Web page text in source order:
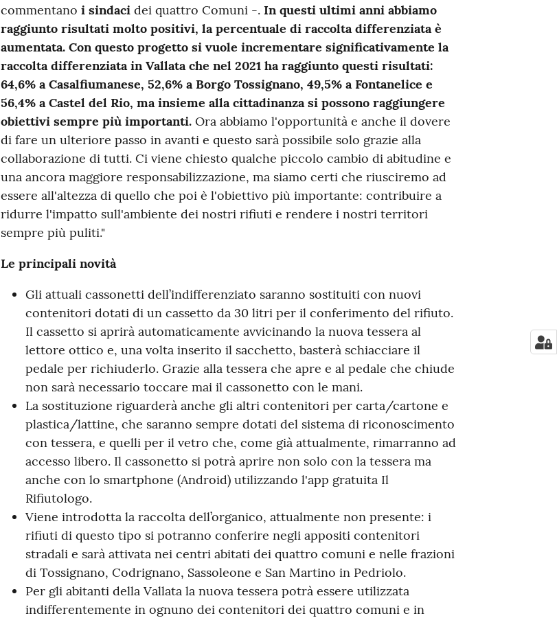
commentano i sindaci dei quattro Comuni -. In questi ultimi anni abbiamo
raggiunto risultati molto positivi, la percentuale di raccolta differenziata è
aumentata. Con questo progetto si vuole incrementare significativamente la
raccolta differenziata in Vallata che nel 2021 ha raggiunto questi risultati:
64,6% a Casalfiumanese, 52,6% a Borgo Tossignano, 49,5% a Fontanelice e
56,4% a Castel del Rio, ma insieme alla cittadinanza si possono raggiungere
obiettivi sempre più importanti.Ora abbiamo l'opportunità e anche il dovere
di fare un ulteriore passo in avanti e questo sarà possibile solo grazie alla
collaborazione di tutti. Ci viene chiesto qualche piccolo cambio di abitudine e
una ancora maggiore responsabilizzazione, ma siamo certi che riusciremo ad
essere all'altezza di quello che poi è l'obiettivo più importante: contribuire a
ridurre l'impatto sull'ambiente dei nostri rifiuti e rendere i nostri territori
sempre più puliti."
Le principali novità
Gli attuali cassonetti dell’indifferenziato saranno sostituiti con nuovi
contenitori dotati di un cassetto da 30 litri per il conferimento del rifiuto.
Il cassetto si aprirà automaticamente avvicinando la nuova tessera al
lettore ottico e, una volta inserito il sacchetto, basterà schiacciare il
pedale per richiuderlo. Grazie alla tessera che apre e al pedale che chiude
non sarà necessario toccare mai il cassonetto con le mani.
La sostituzione riguarderà anche gli altri contenitori per carta/cartone e
plastica/lattine, che saranno sempre dotati del sistema di riconoscimento
con tessera, e quelli per il vetro che, come già attualmente, rimarranno ad
accesso libero. Il cassonetto si potrà aprire non solo con la tessera ma
anche con lo smartphone (Android) utilizzando l'app gratuita Il
Rifiutologo.
Viene introdotta la raccolta dell’organico, attualmente non presente: i
rifiuti di questo tipo si potranno conferire negli appositi contenitori
stradali e sarà attivata nei centri abitati dei quattro comuni e nelle frazioni
di Tossignano, Codrignano, Sassoleone e San Martino in Pedriolo.
Per gli abitanti della Vallata la nuova tessera potrà essere utilizzata
indifferentemente in ognuno dei contenitori dei quattro comuni e in